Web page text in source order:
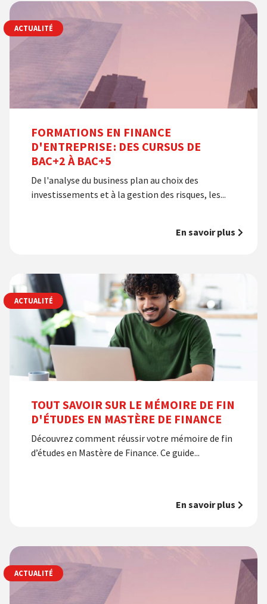
FORMATIONS EN FINANCE
D'ENTREPRISE : DES CURSUS DE
BAC+2 À BAC+5
De l'analyse du business plan au choix des
investissements et à la gestion des risques, les...
En savoir plus
ACTUALITÉ
TOUT SAVOIR SUR LE MÉMOIRE DE FIN
D'ÉTUDES EN MASTÈRE DE FINANCE
Découvrez comment réussir votre mémoire de fin
d’études en Mastère de Finance. Ce guide...
En savoir plus
ACTUALITÉ
ACTUALITÉ